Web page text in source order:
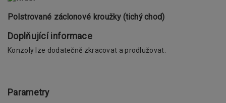
Polstrované záclonové kroužky (tichý chod)
Doplňující informace
Konzoly lze dodatečně zkracovat a prodlužovat.
Parametry